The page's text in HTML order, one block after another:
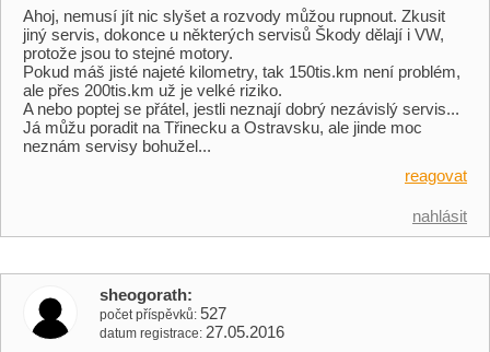
Ahoj, nemusí jít nic slyšet a rozvody můžou rupnout. Zkusit
jiný servis, dokonce u některých servisů Škody dělají i VW,
protože jsou to stejné motory.
Pokud máš jisté najeté kilometry, tak 150tis.km není problém,
ale přes 200tis.km už je velké riziko.
A nebo poptej se přátel, jestli neznají dobrý nezávislý servis...
Já můžu poradit na Třinecku a Ostravsku, ale jinde moc
neznám servisy bohužel...
reagovat
nahlásit
sheogorath
počet příspěvků 527
datum registrace 27.05.2016